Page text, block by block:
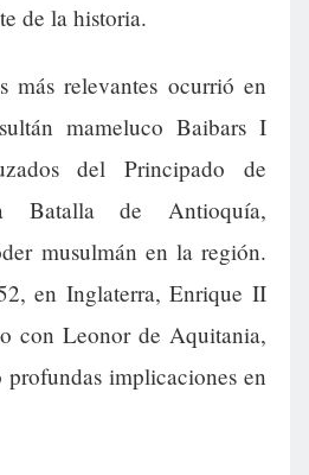
de la historia.
más relevantes ocurrió en
mameluco Baibars I
del Principado de
Batalla de Antioquía,
musulmán en la región.
en Inglaterra, Enrique II
con Leonor de Aquitania,
implicaciones en